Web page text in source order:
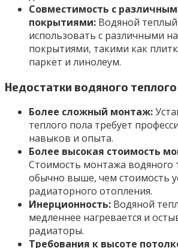
Совместимость с
покрытиями: Водяной
использовать с различными
покрытиями, такими как
паркет и линолеум.
Недостатки водяного
Более сложный монтаж:
теплого пола требует
навыков и опыта.
Более высокая стоимость
Стоимость монтажа водяного
обычно выше, чем стоимость
радиаторного отопления.
Инерционность: Водяной
медленнее нагревается и
радиаторы.
Требования к высоте